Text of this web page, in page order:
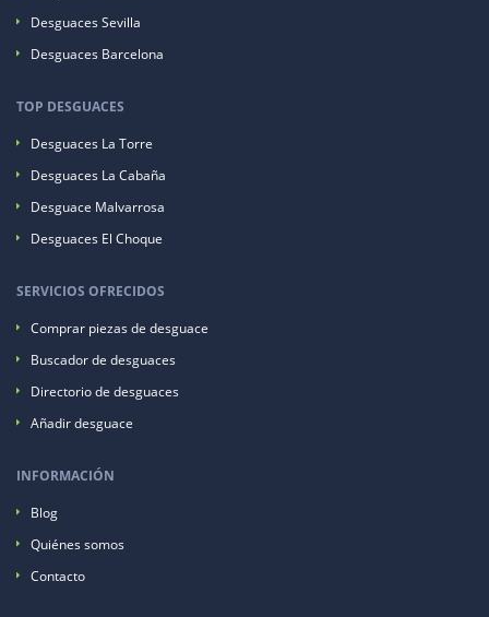
Desguaces Sevilla
Desguaces Barcelona
TOP DESGUACES
Desguaces La Torre
Desguaces La Cabaña
Desguace Malvarrosa
Desguaces El Choque
SERVICIOS OFRECIDOS
Comprar piezas de desguace
Buscador de desguaces
Directorio de desguaces
Añadir desguace
INFORMACIÓN
Blog
Quiénes somos
Contacto